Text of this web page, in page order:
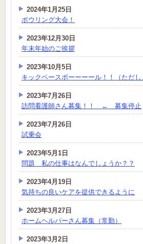
2024年1月25日
ボウリング大会！
2023年12月30日
年末年始のご挨拶
2023年10月5日
キックベースボーーーール！！（ただし
2023年7月26日
訪問看護師さん募集！！ ← 募集停止
2023年7月26日
試乗会
2023年5月1日
問題 私の仕事はなんでしょうか？？
2023年4月19日
気持ちの良いケアを提供できるように
2023年3月27日
ホームヘルパーさん募集（常勤）
2023年3月2日